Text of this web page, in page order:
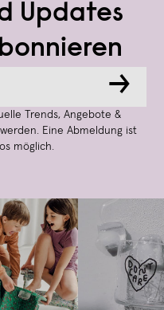
Updates
→
Trends, Angebote &
Eine Abmeldung ist
möglich.